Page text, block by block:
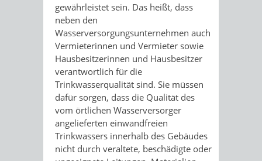
gewährleistet sein. Das heißt, dass
neben den
Wasserversorgungsunternehmen auch
Vermieterinnen und Vermieter sowie
Hausbesitzerinnen und Hausbesitzer
verantwortlich für die
Trinkwasserqualität sind. Sie müssen
dafür sorgen, dass die Qualität des
vom örtlichen Wasserversorger
angelieferten einwandfreien
Trinkwassers innerhalb des Gebäudes
nicht durch veraltete, beschädigte oder